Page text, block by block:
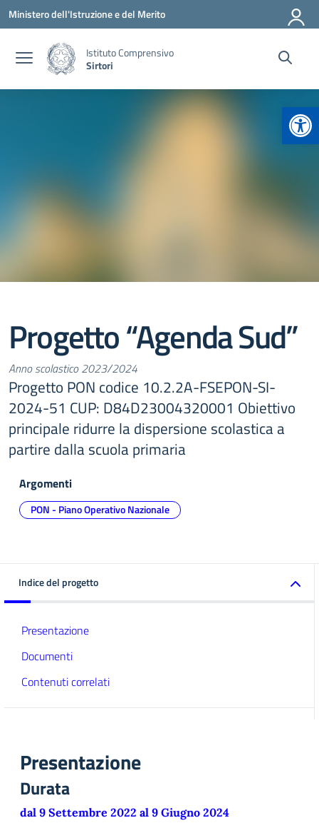
Vai ai contenuti
Vai al menu di navigazione
Vai al footer
Ministero dell'Istruzione e del Merito
Istituto Comprensivo
Sirtori
Progetto “Agenda Sud”
Anno scolastico 2023/2024
Progetto PON codice 10.2.2A-FSEPON-SI-
2024-51 CUP: D84D23004320001 Obiettivo
principale ridurre la dispersione scolastica a
partire dalla scuola primaria
Argomenti
PON - Piano Operativo Nazionale
Indice del progetto
Presentazione
Documenti
Contenuti correlati
Presentazione
Durata
dal 9 Settembre 2022 al 9 Giugno 2024